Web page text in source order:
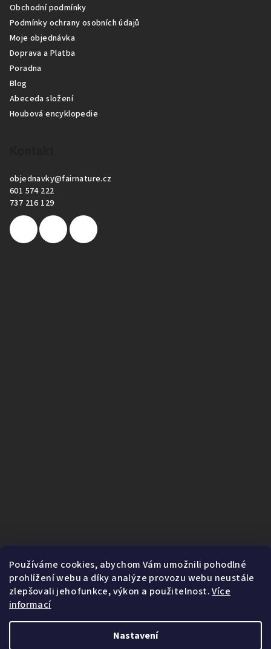
Používáme cookies, abychom Vám umožnili pohodlné
prohlížení webu a díky analýze provozu webu neustále
zlepšovali jeho funkce, výkon a použitelnost.Více
informací
Nastavení
Obchodní podmínky
Podmínky ochrany osobních údajů
Moje objednávka
Doprava a Platba
Poradna
Blog
Abeceda složení
Houbová encyklopedie
objednavky@fairnature.cz
601 574 222
737 216 129
1